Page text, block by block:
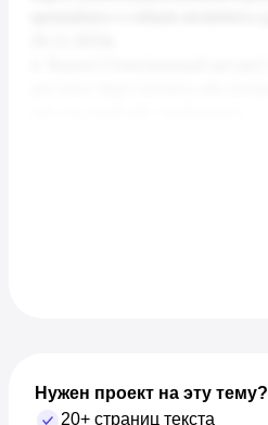
Нужен проект на эту тему?
20+ страниц текста